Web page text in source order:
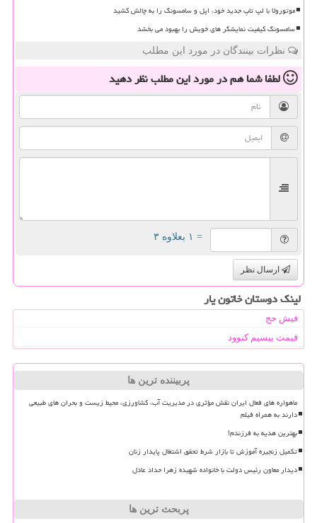
موتورولا با لپ تاپ جدید خود، اپل و سامسونگ را به چالش کشید
سامسونگ کیفیت نمایشگر های خویش را بهبود می بخشد
نظرات بینندگان در مورد این مطلب
لطفا شما همدر مورد این مطلبنظر دهید
= ۱ بعلاوه ۳
ارسال نظر
لینک دوستان خاتون یار
فیش حج
قیمت بیسیم کنوود
پربیننده ترین ها
ماهواره های فعال ایران نقش مؤثری در مدیریت آب، کشاورزی، محیط زیست و بحران های طبیعی
دارند به همراه فیلم
بهترین هدیه به فرزندم!
تکمیل زنجیره آموزش تا بازار شرط تحقق اشتغال پایدار زنان
دیدار معاون رئیس دولت با خانواده شهیده زهرا حداد عادل
پربحث ترین ها